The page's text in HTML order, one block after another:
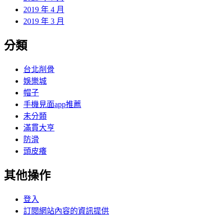
2019 年 4 月
2019 年 3 月
分類
台北削骨
娛樂城
帽子
手機見面app推薦
未分類
滿貫大亨
防滑
頭皮癢
其他操作
登入
訂閱網站內容的資訊提供